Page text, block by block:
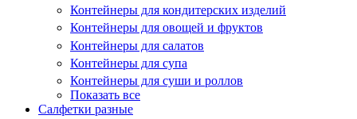
Контейнеры для кондитерских изделий
Контейнеры для овощей и фруктов
Контейнеры для салатов
Контейнеры для супа
Контейнеры для суши и роллов
Показать все
Салфетки разные